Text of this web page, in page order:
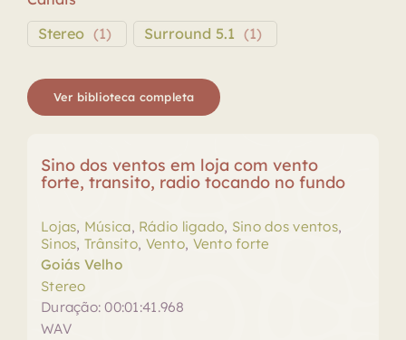
Stereo (1) Surround 5.1 (1)
Ver biblioteca completa
Sino dos ventos em loja com vento
forte, transito, radio tocando no fundo
Lojas, Música, Rádio ligado, Sino dos ventos,
Sinos, Trânsito, Vento, Vento forte
Goiás Velho
Stereo
Duração: 00:01:41.968
WAV